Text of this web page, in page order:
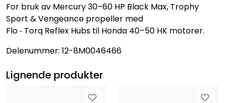
For bruk av Mercury 30–60 HP Black Max, Trophy
Sport & Vengeance propeller med
Flo ‑ Torq Reflex Hubs til Honda 40–50 HK motorer.
Delenummer: 12-8M0046466
Lignende produkter